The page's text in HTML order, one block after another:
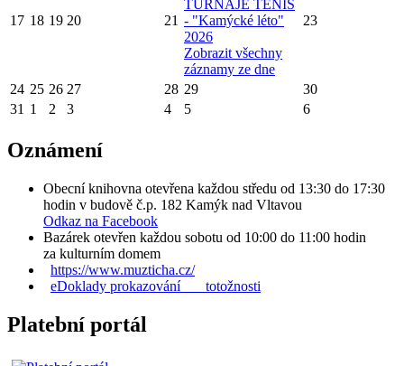
17 18 19 20 21
TURNAJE TENIS
- "Kamýcké léto"
2026
Zobrazit všechny
záznamy ze dne
23
24 25 26 27 28 29
30
31 1 2 3 4 5 6
Oznámení
Obecní knihovna otevřena každou středu od 13:30 do 17:30
hodin v budově č.p. 182 Kamýk nad Vltavou
Odkaz na Facebook
Bazárek otevřen každou sobotu od 10:00 do 11:00 hodin
za kulturním domem
https://www.muzticha.cz/
eDoklady prokazování totožnosti
Platební portál